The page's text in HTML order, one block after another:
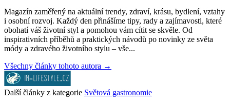
Magazín zaměřený na aktuální trendy, zdraví, krásu, bydlení, vztahy
i osobní rozvoj. Každý den přinášíme tipy, rady a zajímavosti, které
obohatí váš životní styl a pomohou vám cítit se skvěle. Od
inspirativních příběhů a praktických návodů po novinky ze světa
módy a zdravého životního stylu – vše...
Všechny články tohoto autora →
Další články z kategorie Světová gastronomie